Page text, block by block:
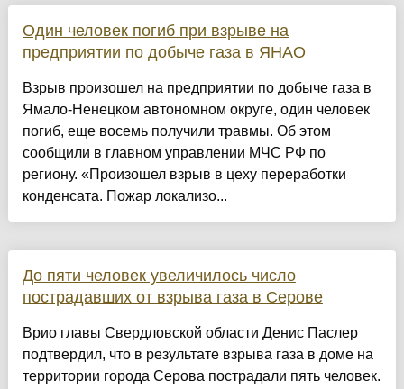
Один человек погиб при взрыве на
предприятии по добыче газа в ЯНАО
Взрыв произошел на предприятии по добыче газа в
Ямало-Ненецком автономном округе, один человек
погиб, еще восемь получили травмы. Об этом
сообщили в главном управлении МЧС РФ по
региону. «Произошел взрыв в цеху переработки
конденсата. Пожар локализо...
До пяти человек увеличилось число
пострадавших от взрыва газа в Серове
Врио главы Свердловской области Денис Паслер
подтвердил, что в результате взрыва газа в доме на
территории города Серова пострадали пять человек.